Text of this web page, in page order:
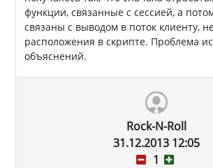
функции, связанные с сессией, а
связаны с выводом в поток клиенту,
расположения в скрипте. Проблема
объяснений.
Rock-N-Roll
31.12.2013 12:05
1